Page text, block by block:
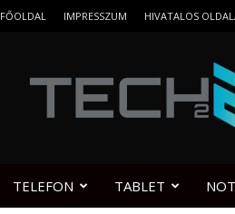
FŐOLDAL IMPRESSZUM HIVATALOS
TELEFON TABLET